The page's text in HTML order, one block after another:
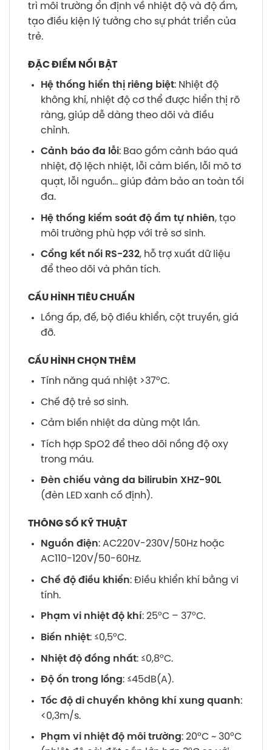
trì môi trường ổn định về nhiệt độ và độ ẩm,
tạo điều kiện lý tưởng cho sự phát triển của
trẻ.
ĐẶC ĐIỂM NỔI BẬT
Hệ thống hiển thị riêng biệt: Nhiệt độ
không khí, nhiệt độ cơ thể được hiển thị rõ
ràng, giúp dễ dàng theo dõi và điều
chỉnh.
Cảnh báo đa lỗi: Bao gồm cảnh báo quá
nhiệt, độ lệch nhiệt, lỗi cảm biến, lỗi mô tơ
quạt, lỗi nguồn… giúp đảm bảo an toàn tối
đa.
Hệ thống kiểm soát độ ẩm tự nhiên, tạo
môi trường phù hợp với trẻ sơ sinh.
Cổng kết nối RS-232, hỗ trợ xuất dữ liệu
để theo dõi và phân tích.
CẤU HÌNH TIÊU CHUẨN
Lồng ấp, đế, bộ điều khiển, cột truyền, giá
đỡ.
CẤU HÌNH CHỌN THÊM
Tính năng quá nhiệt >37°C.
Chế độ trẻ sơ sinh.
Cảm biến nhiệt da dùng một lần.
Tích hợp SpO2 để theo dõi nồng độ oxy
trong máu.
Đèn chiếu vàng da bilirubin XHZ-90L
(đèn LED xanh cố định).
THÔNG SỐ KỸ THUẬT
Nguồn điện: AC220V-230V/50Hz hoặc
AC110-120V/50-60Hz.
Chế độ điều khiển: Điều khiển khí bằng vi
tính.
Phạm vi nhiệt độ khí: 25°C – 37°C.
Biến nhiệt: ≤0,5°C.
Nhiệt độ đồng nhất: ≤0,8°C.
Độ ồn trong lồng: ≤45dB(A).
Tốc độ di chuyển không khí xung quanh:
<0,3m/s.
Phạm vi nhiệt độ môi trường: 20°C ~ 30°C